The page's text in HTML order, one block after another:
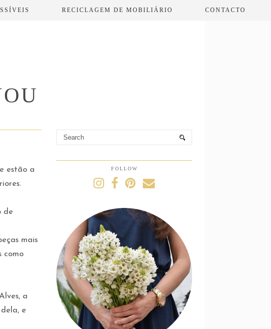
RECICLAGEM DE MOBILIÁRIO CONTACTO
estão a
de
mais
como
a
e
FOLLOW